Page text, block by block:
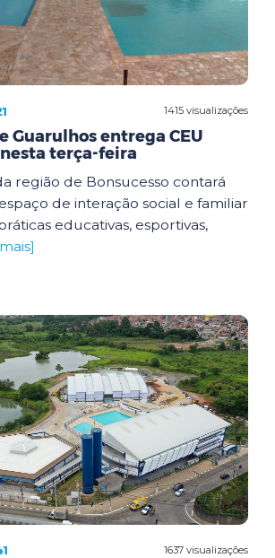
1415 visualizações
Guarulhos entrega CEU
terça-feira
região de Bonsucesso contará
de interação social e familiar
educativas, esportivas,
1637 visualizações